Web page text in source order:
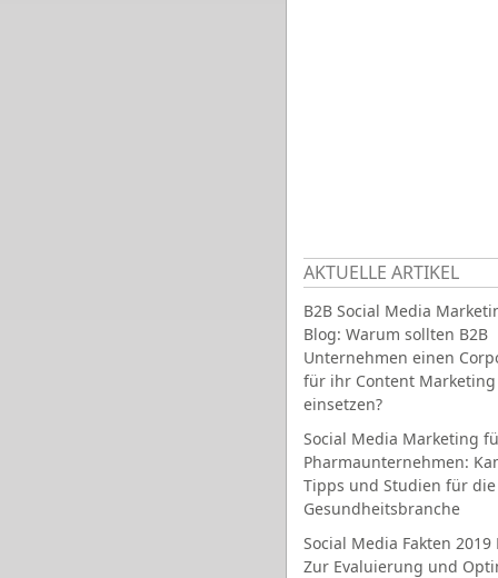
AKTUELLE ARTIKEL
B2B Social Media
Blog: Warum sollten B2B
Unternehmen einen
für ihr Content Marketing
einsetzen?
Social Media Marketing
Pharmaunternehmen:
Tipps und Studien für die
Gesundheitsbranche
Social Media Fakten 2019
Zur Evaluierung und